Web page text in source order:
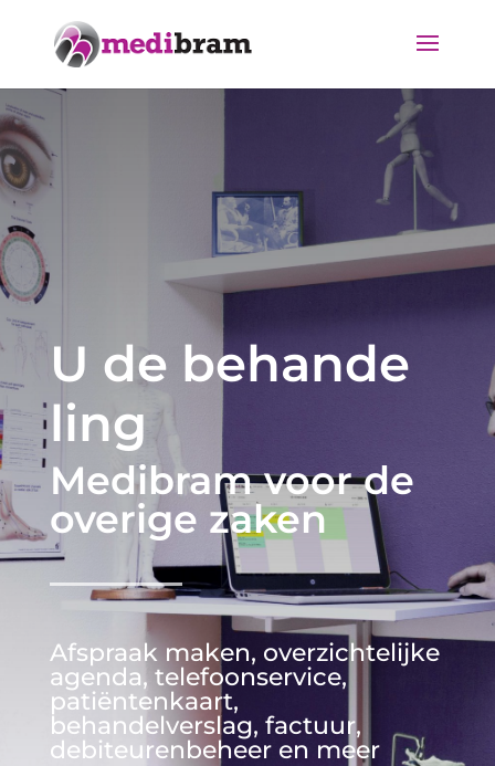
U de behande​
ling
Medibram voor de
overige zaken
Afspraak maken, overzichtelijke
agenda, telefoonservice,
patiëntenkaart,
behandelverslag, factuur,
debiteurenbeheer en meer